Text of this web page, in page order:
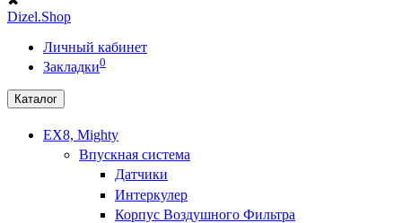
Dizel.Shop
Личный кабинет
Закладки0
Каталог
EX8, Mighty
Впускная система
Датчики
Интеркулер
Корпус Воздушного Фильтра